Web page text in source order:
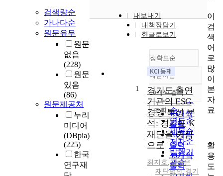
검색량순
가나다순
원문유무
원문
없음
(228)
원문
있음
(86)
원문제공처
누리
미디어
(DBpia)
(225)
한국
연구재
내보내기
내책장담기
한글로보기
정확도순
정확도
순
인기도
순
연도순
제목순
저자순
발행기
관순
내림차순
내림차순
10개씩 출력
10개씩
출력
20개씩
출력
30개씩
출력
조회
1
경기도 출연
기관의 ESG
경영 특성 분
석: 경기도 K
재단을 중심
으로
최지호,최성은
재단법인 경기
이
검
색
어
로
많
이
본
자
료
활
용
도